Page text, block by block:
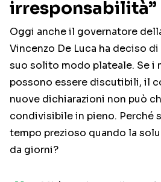
irresponsabilità”
Oggi anche il governatore
Vincenzo De Luca ha deciso
suo solito modo plateale. Se i
possono essere discutibili, il
nuove dichiarazioni non può
condivisibile in pieno. Perché
tempo prezioso quando la
da giorni?